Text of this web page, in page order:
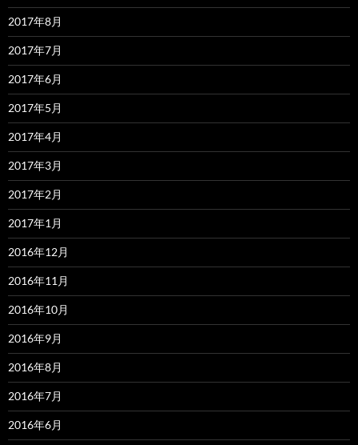
2017年8月
2017年7月
2017年6月
2017年5月
2017年4月
2017年3月
2017年2月
2017年1月
2016年12月
2016年11月
2016年10月
2016年9月
2016年8月
2016年7月
2016年6月